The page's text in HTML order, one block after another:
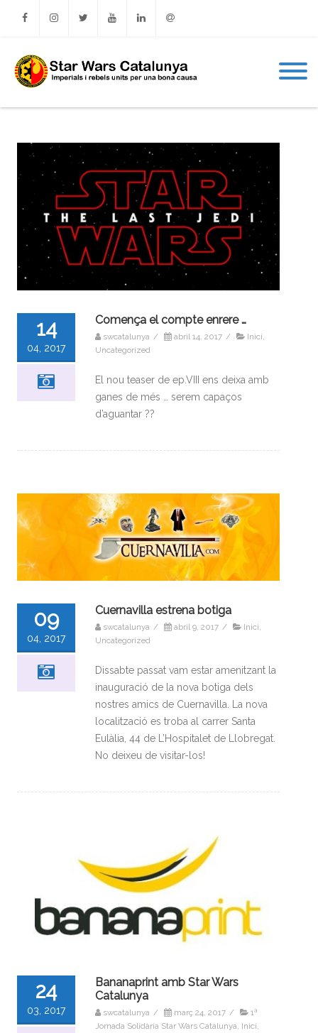
Facebook
14
04, 2017
Comença el compte enrere …
swcatalunya / abril 14, 2017 / Inici,
Uncategorized
El nou teaser de ep.VIII ens deixa amb
ganes de més … serem capaços
d’aguantar ??
09
04, 2017
Cuernavilla estrena botiga
swcatalunya / abril 9, 2017 / Inici,
Uncategorized
Dissabte passat vam estar amenitzant la
inauguració de la nova botiga dels
nostres amics de Cuernavilla. La nova
localització es troba al carrer Santa
Eulàlia, 44 de L’Hospitalet de Llobregat.
No deixeu de visitar-los!
24
03, 2017
Bananaprint amb Star Wars
Catalunya
swcatalunya / març 24, 2017 /
1ª
Jornada Solidària Star Wars Catalunya, Inici,